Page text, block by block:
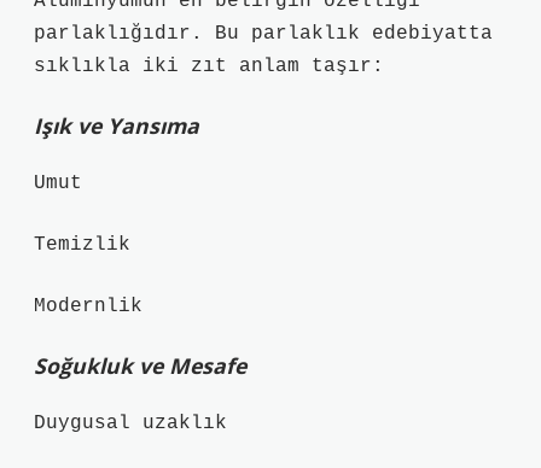
parlaklığıdır. Bu parlaklık edebiyatta
sıklıkla iki zıt anlam taşır:
Işık ve Yansıma
Umut
Temizlik
Modernlik
Soğukluk ve Mesafe
Duygusal uzaklık